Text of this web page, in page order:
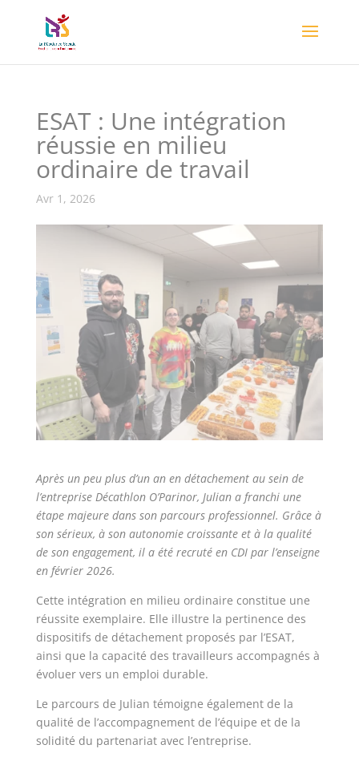
ESAT : Une intégration
réussie en milieu
ordinaire de travail
Avr 1, 2026
Après un peu plus d’un an en détachement au sein de
l’entreprise Décathlon O’Parinor, Julian a franchi une
étape majeure dans son parcours professionnel. Grâce à
son sérieux, à son autonomie croissante et à la qualité
de son engagement, il a été recruté en CDI par l’enseigne
en février 2026.
Cette intégration en milieu ordinaire constitue une
réussite exemplaire. Elle illustre la pertinence des
dispositifs de détachement proposés par l’ESAT,
ainsi que la capacité des travailleurs accompagnés à
évoluer vers un emploi durable.
Le parcours de Julian témoigne également de la
qualité de l’accompagnement de l’équipe et de la
solidité du partenariat avec l’entreprise.